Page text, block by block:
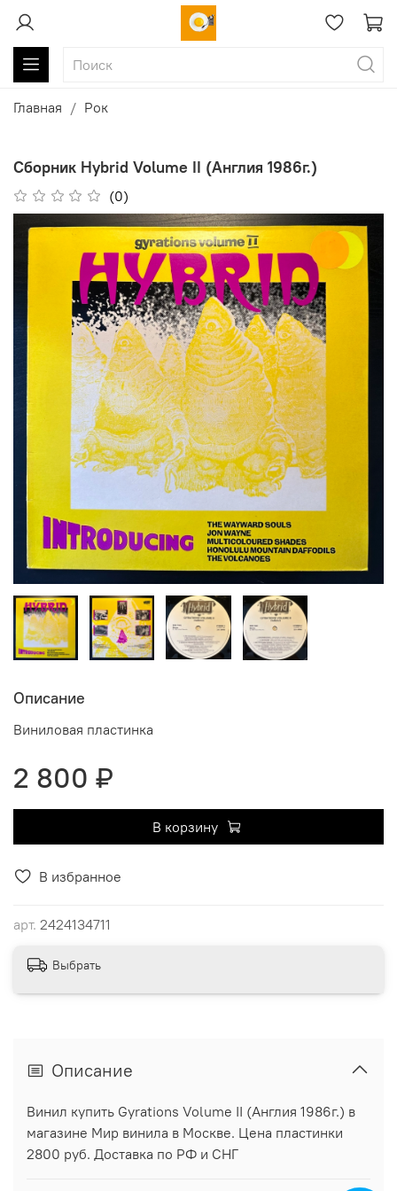
Главная Рок
Сборник Hybrid Volume II (Англия 1986г.)
(0)
В избранное
арт. 2424134711
Описание
Виниловая пластинка
2 800 ₽
В корзину
Выбрать
Описание
Винил купить Gyrations Volume II (Англия 1986г.) в
магазине Мир винила в Москве. Цена пластинки
2800 руб. Доставка по РФ и СНГ